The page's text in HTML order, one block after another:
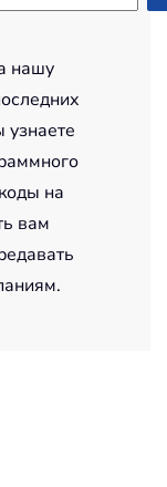
нашу
на
вам